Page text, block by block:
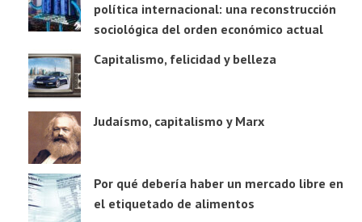
política internacional: una reconstrucción
sociológica del orden económico actual
Capitalismo, felicidad y belleza
Judaísmo, capitalismo y Marx
Por qué debería haber un mercado libre en
el etiquetado de alimentos